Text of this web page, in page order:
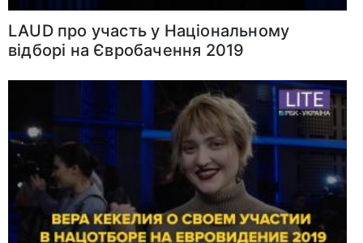
LAUD про участь у Національному
відборі на Євробачення 2019